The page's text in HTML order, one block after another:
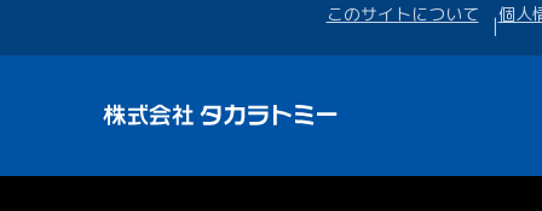
このサイトについて 個人